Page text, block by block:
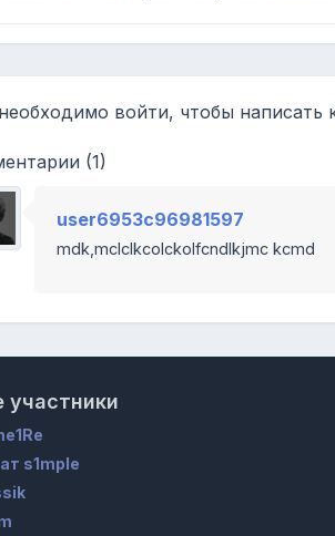
войти, чтобы написать
(1)
user6953c96981597
mdk,mclclkcolckolfcndlkjmc kcmd
участники
s1mple